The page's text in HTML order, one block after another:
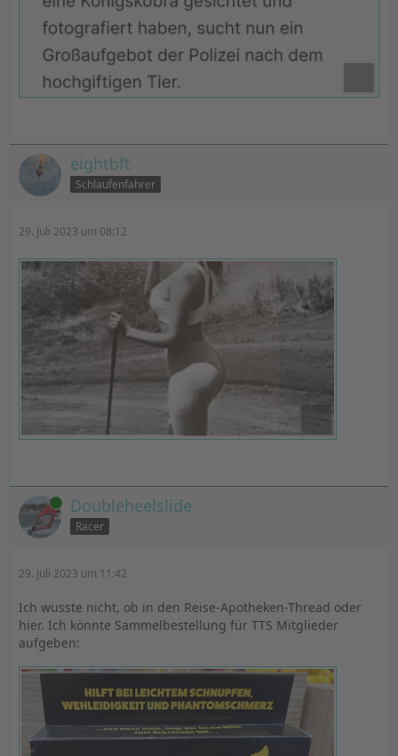
eightbft
Schlaufenfahrer
29. Juli 2023 um 08:12
Online Doubleheelslide
Racer
29. Juli 2023 um 11:42
Ich wusste nicht, ob in den Reise-Apotheken-Thread oder
hier. Ich könnte Sammelbestellung für TTS Mitglieder
aufgeben: